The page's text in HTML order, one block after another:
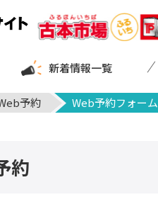
新着情報一覧
予約 Web予約フォーム
約